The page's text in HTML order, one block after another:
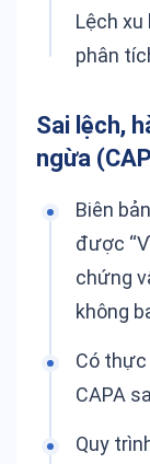
Lệch
phân
Sai lệch,
ngừa
Biên
được
chứng
không
Có
CAPA
Quy